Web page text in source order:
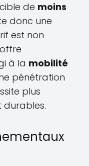
de moins
donc une
est non
à la mobilité
pénétration
plus
durables.